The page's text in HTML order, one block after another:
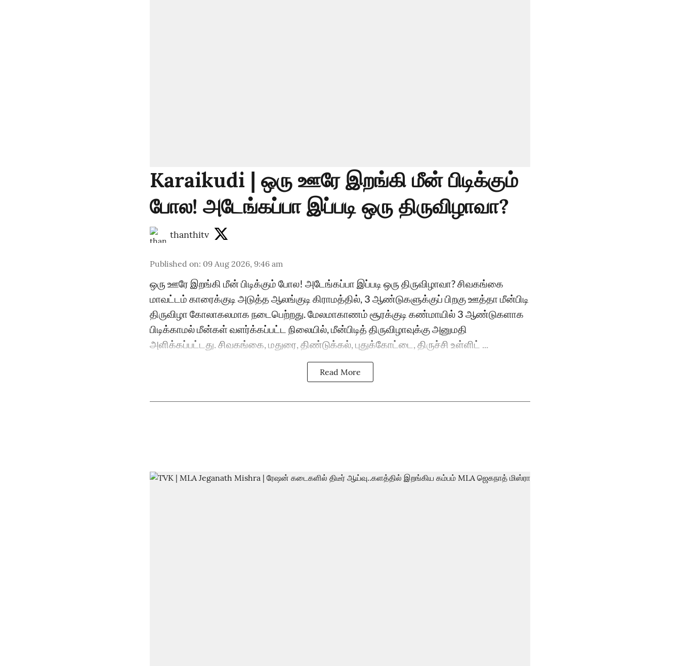
Karaikudi | ஒரு ஊரே இறங்கி மீன் பிடிக்கும்
போல! அடேங்கப்பா இப்படி ஒரு திருவிழாவா?
thanthitv
Published on: 09 Aug 2026, 9:46 am
ஒரு ஊரே இறங்கி மீன் பிடிக்கும் போல! அடேங்கப்பா இப்படி ஒரு திருவிழாவா? சிவகங்கை
மாவட்டம் காரைக்குடி அடுத்த ஆலங்குடி கிராமத்தில், 3 ஆண்டுகளுக்குப் பிறகு ஊத்தா மீன்பிடி
திருவிழா கோலாகலமாக நடைபெற்றது. மேலமாகாணம் சூரக்குடி கண்மாயில் 3 ஆண்டுகளாக
பிடிக்காமல் மீன்கள் வளர்க்கப்பட்ட நிலையில், மீன்பிடித் திருவிழாவுக்கு அனுமதி
அளிக்கப்பட்டது. சிவகங்கை, மதுரை, திண்டுக்கல், புதுக்கோட்டை, திருச்சி உள்ளிட் ...
Read More